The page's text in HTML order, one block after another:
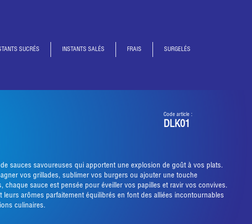
SUCRÉS INSTANTS SALÉS FRAIS SURGELÉS
Code article :
DLK01
sauces savoureuses qui apportent une explosion de goût à vos plats.
vos grillades, sublimer vos burgers ou ajouter une touche
chaque sauce est pensée pour éveiller vos papilles et ravir vos convives.
leurs arômes parfaitement équilibrés en font des alliées incontournables
culinaires.